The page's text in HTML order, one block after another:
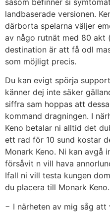
landbaserade versionen.
därborta spelarna väljer
av någo rutnät med 80 akt
destination är att få odl
som möjligt precis.
Du kan evigt spörja
känner dej inte säker
siffra sam hoppas att
kommand dragningen. I
Keno betalar ni alltid det
ett rad för 10 sund kostar
Monark Keno. Ni kan avgå
försåvit n vill hava
Ifall ni vill testa kungen
du placera till Monark Keno.
− I närheten av mig såg